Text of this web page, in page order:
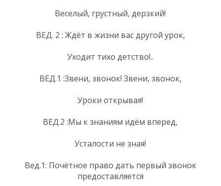
Веселый, грустный, дерзкий!
ВЕД. 2 : Ждёт в жизни вас другой урок,
Уходит тихо детство!..
ВЕД.1 :Звени, звонок! Звени, звонок,
Уроки открывая!
ВЕД.2 :Мы к знаниям идём вперед,
Усталости не зная!
Вед.1: Почётное право дать первый звонок
предоставляется